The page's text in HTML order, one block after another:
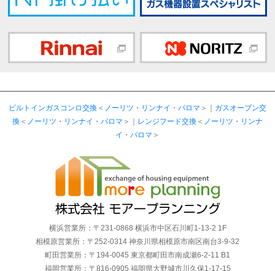
ビルトインガスコンロ交換 ＜ ノーリツ ・ リンナイ ・ パロマ ＞｜ ガスオーブン交
換 ＜ ノーリツ ・ リンナイ ・ パロマ ＞｜ レンジフード交換 ＜ ノーリツ ・ リンナ
イ ・ パロマ ＞
横浜営業所：〒231-0868 横浜市中区石川町1-13-2 1F
相模原営業所：〒252-0314 神奈川県相模原市南区南台3-9-32
町田営業所：〒194-0045 東京都町田市南成瀬6-2-11 B1
福岡営業所：〒816-0905 福岡県大野城市川久保1-17-15